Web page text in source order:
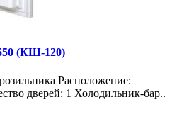
(КШ-120)
Расположение:
дверей: 1 Холодильник-бар..